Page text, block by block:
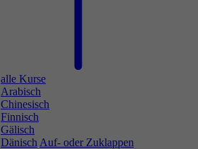
alle Kurse
Arabisch
Chinesisch
Finnisch
Gälisch
Dänisch Auf- oder Zuklappen